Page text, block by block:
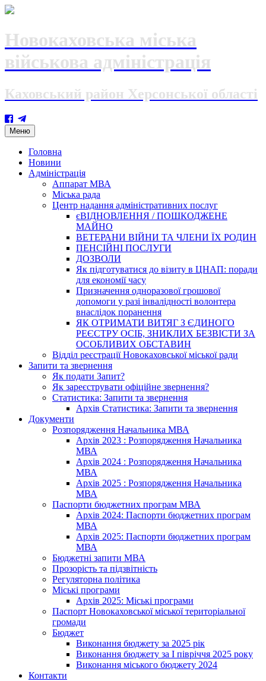
Новокаховська міська
військова адміністрація
Каховський район Херсонської області
Меню Skip
to
content
Головна
Новини
Адміністрація
Аппарат МВА
Міська рада
Центр надання адміністративних послуг
єВІДНОВЛЕННЯ / ПОШКОДЖЕНЕ
МАЙНО
ВЕТЕРАНИ ВІЙНИ ТА ЧЛЕНИ ЇХ РОДИН
ПЕНСІЙНІ ПОСЛУГИ
ДОЗВОЛИ
Як підготуватися до візиту в ЦНАП: поради
для економії часу
Призначення одноразової грошової
допомоги у разі інвалідності волонтера
внаслідок поранення
ЯК ОТРИМАТИ ВИТЯГ З ЄДИНОГО
РЕЄСТРУ ОСІБ, ЗНИКЛИХ БЕЗВІСТИ ЗА
ОСОБЛИВИХ ОБСТАВИН
Відділ реєстрації Новокаховської міської ради
Запити та звернення
Як подати Запит?
Як зареєструвати офіційне звернення?
Статистика: Запити та звернення
Архів Статистика: Запити та звернення
Документи
Розпорядження Начальника МВА
Архів 2023 : Розпорядження Начальника
МВА
Архів 2024 : Розпорядження Начальника
МВА
Архів 2025 : Розпорядження Начальника
МВА
Паспорти бюджетних програм МВА
Архів 2024: Паспорти бюджетних програм
МВА
Архів 2025: Паспорти бюджетних програм
МВА
Бюджетні запити МВА
Прозорість та підзвітність
Регуляторна політика
Міські програми
Архів 2025: Міські програми
Паспорт Новокаховської міської територіальної
громади
Бюджет
Виконання бюджету за 2025 рік
Виконання бюджету за І півріччя 2025 року
Виконання міського бюджету 2024
Контакти